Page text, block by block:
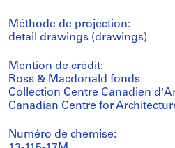
Méthode de projection:
detail drawings (drawings)
Mention de crédit:
Ross & Macdonald fonds
Collection Centre Canadien
Canadian Centre for
Numéro de chemise: